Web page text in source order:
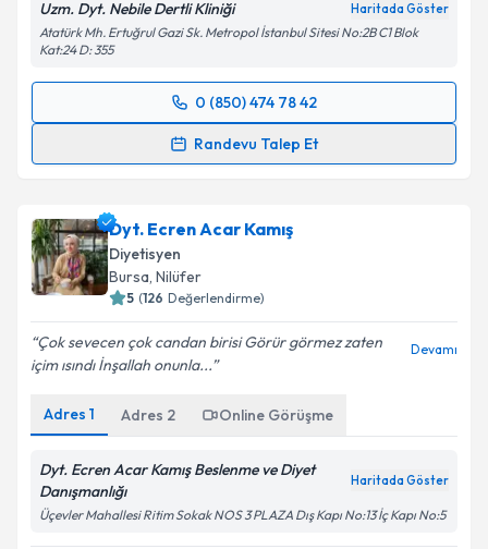
Uzm. Dyt. Nebile Dertli Kliniği
Atatürk Mh. Ertuğrul Gazi Sk. Metropol İstanbul Sitesi No:2B C1 Blok
0 (850) 474 78 42
Randevu Talep Et
Randevu Takvimi Talebi
oluşturun. Size bu uzmandan randevu almanız için bir
takvim hazırlandığında e-posta ile bilgilendireceğiz.
E-posta Adresiniz
Metni'ni okudum ve kişisel verilerimin belirtilen
kapsamda işlenmesini kabul ediyorum.
Dyt. Ecren Acar Kamış
Diyetisyen
Bursa,Nilüfer
( Değerlendirme)
Çok sevecen çok candan birisi Görür görmez zaten
içim ısındı İnşallah onunla...
Adres 1 Adres 2 Online Görüşme
Dyt. Ecren Acar Kamış Beslenme ve Diyet
Danışmanlığı
Üçevler Mahallesi Ritim Sokak NOS 3 PLAZA Dış Kapı No:13 İç Kapı No:5